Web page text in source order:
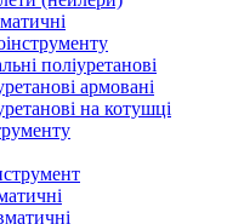
поліуретанові
армовані
на котушці